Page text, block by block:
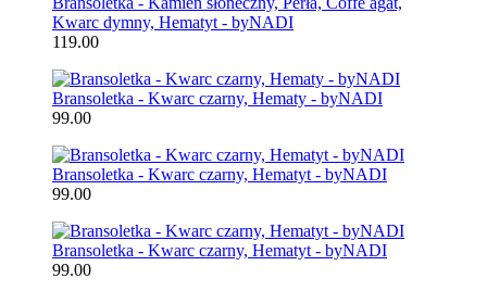
Kwarc dymny, Hematyt - byNADI
119.00
Bransoletka - Kwarc czarny, Hematy - byNADI
99.00
Bransoletka - Kwarc czarny, Hematyt - byNADI
99.00
Bransoletka - Kwarc czarny, Hematyt - byNADI
99.00